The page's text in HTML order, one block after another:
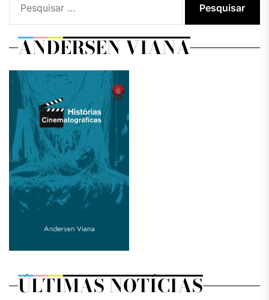
por:
ANDERSEN VIANA
ÚLTIMAS NOTÍCIAS